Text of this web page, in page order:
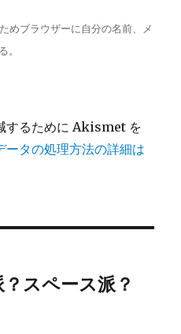
めブラウザーに自分の名前、メ
。
するために Akismet を
ータの処理方法の詳細は
スペース派？